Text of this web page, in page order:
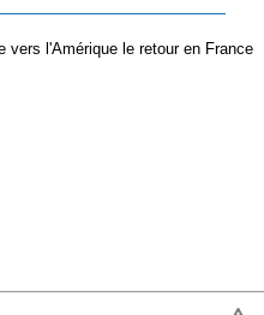
vers l'Amérique le retour en France